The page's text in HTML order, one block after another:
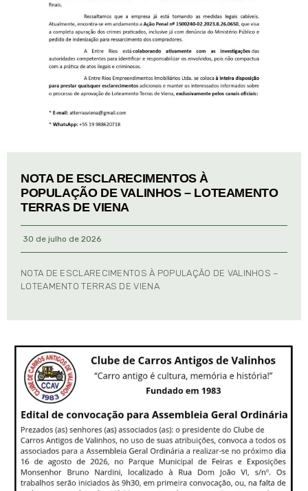
NOTA DE ESCLARECIMENTOS À
POPULAÇÃO DE VALINHOS – LOTEAMENTO
TERRAS DE VIENA
30 de julho de 2026
NOTA DE ESCLARECIMENTOS À POPULAÇÃO DE VALINHOS –
LOTEAMENTO TERRAS DE VIENA